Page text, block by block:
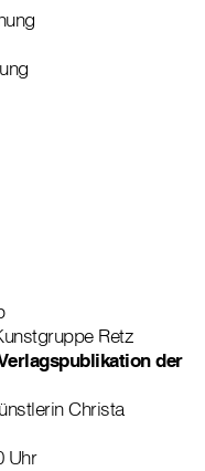
Retz
der
Christa
Uhr